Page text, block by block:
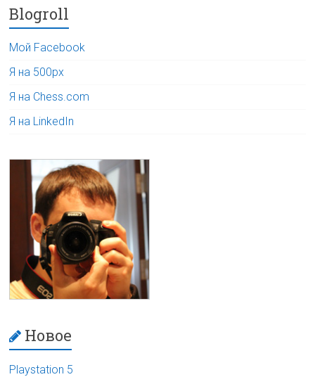
Blogroll
Мой Facebook
Я на 500px
Я на Chess.com
Я на LinkedIn
Новое
Playstation 5